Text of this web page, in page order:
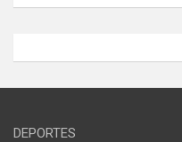
DEPORTES